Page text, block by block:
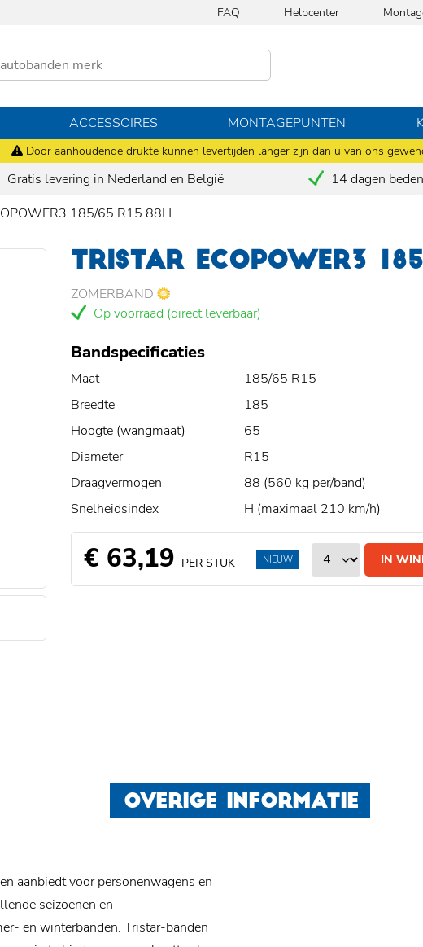
Door aanhoudende drukte kunnen levertijden langer zijn dan u van ons
FAQ Helpcenter
ACCESSOIRES MONTAGEPUNTEN
Gratis levering in Nederland en België 14 dagen
185/65 R15 88H
TRISTAR ECOPOWER3
ZOMERBAND
Op voorraad (direct leverbaar)
Bandspecificaties
Maat
185/65 R15
Breedte
185
Hoogte (wangmaat)
65
Diameter
R15
Draagvermogen
88 (560 kg per/band)
Snelheidsindex
H (maximaal 210 km/h)
€ 63,19 PER STUK IN
NIEUW
OVERIGE INFORMATIE
aanbiedt voor personenwagens en
seizoenen en
en winterbanden. Tristar-banden